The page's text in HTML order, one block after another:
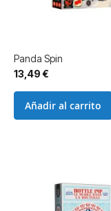
Panda Spin
13,49 €
Añadir al carrito